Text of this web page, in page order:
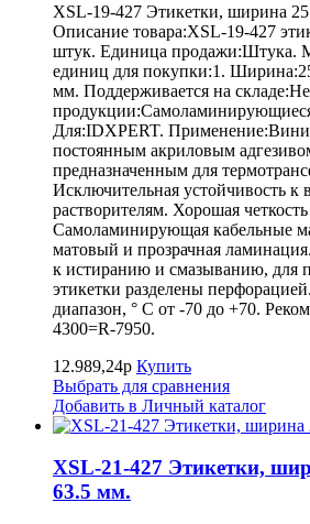
XSL-19-427 Этикетки, ширина
Описание товара:XSL-19-427
штук. Единица продажи:Штука.
единиц для покупки:1.
мм. Поддерживается на
Для:IDXPERT.
постоянным акриловым
предназначенным для
Исключительная устойчивость к
растворителям. Хорошая
Самоламинирующая кабельные
матовый и прозрачная
к истиранию и смазыванию, для
этикетки разделены
диапазон, ° С от -70 до +70.
4300=R-7950.
12.989,24р Купить
Выбрать для сравнения
Добавить в Личный каталог
XSL-21-427 Этикетки,
63.5 мм.